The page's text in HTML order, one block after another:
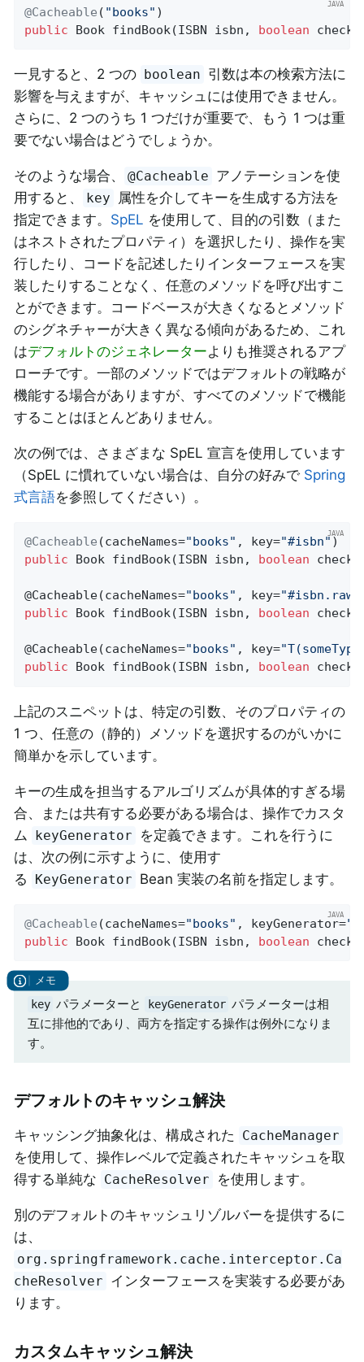
@Cacheable ( "books"
public Book findBook(ISBN isbn, boolean
一見すると、2 つの boolean 引数は本の検索方法に
影響を与えますが、キャッシュには使用できません。
さらに、2 つのうち 1 つだけが重要で、もう 1 つは重
要でない場合はどうでしょうか。
そのような場合、 @Cacheable アノテーションを使
用すると、
key
属性を介してキーを生成する方法を
指定できます。 SpEL を使用して、目的の引数（また
はネストされたプロパティ）を選択したり、操作を実
行したり、コードを記述したりインターフェースを実
装したりすることなく、任意のメソッドを呼び出すこ
とができます。コードベースが大きくなるとメソッド
のシグネチャーが大きく異なる傾向があるため、これ
はデフォルトのジェネレーターよりも推奨されるアプ
ローチです。一部のメソッドではデフォルトの戦略が
機能する場合がありますが、すべてのメソッドで機能
することはほとんどありません。
次の例では、さまざまな SpEL 宣言を使用しています
（SpEL に慣れていない場合は、自分の好みで Spring
式言語を参照してください）。
@Cacheable (cacheNames="books" , key="#isbn"
public Book findBook(ISBN isbn, boolean
@Cacheable(cacheNames="books" , key=
public Book findBook(ISBN isbn, boolean
@Cacheable(cacheNames="books" , key=
public Book findBook(ISBN isbn, boolean
上記のスニペットは、特定の引数、そのプロパティの
1 つ、任意の（静的）メソッドを選択するのがいかに
簡単かを示しています。
キーの生成を担当するアルゴリズムが具体的すぎる場
合、または共有する必要がある場合は、操作でカスタ
ム
keyGenerator
を定義できます。これを行うに
は、次の例に示すように、使用す
る
KeyGenerator Bean 実装の名前を指定します。
@Cacheable (cacheNames="books" , keyGenerator=
public Book findBook(ISBN isbn, boolean
key パラメーターと keyGenerator パラメーターは相
互に排他的であり、両方を指定する操作は例外になりま
す。
デフォルトのキャッシュ解決
キャッシング抽象化は、構成された CacheManager
を使用して、操作レベルで定義されたキャッシュを取
得する単純な CacheResolver を使用します。
別のデフォルトのキャッシュリゾルバーを提供するに
は、
org.springframework.cache.interceptor.Ca
cheResolver インターフェースを実装する必要があ
ります。
カスタムキャッシュ解決